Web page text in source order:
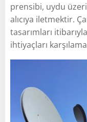
prensibi, uydu
alıcıya iletmektir.
tasarımları
ihtiyaçları